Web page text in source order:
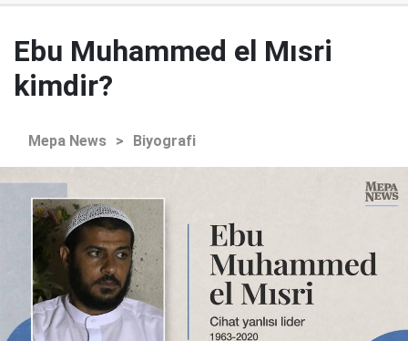
Ebu Muhammed el Mısri
kimdir?
Mepa News > Biyografi